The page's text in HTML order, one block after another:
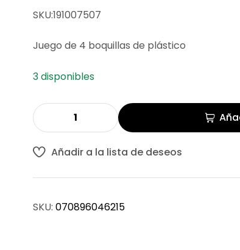
SKU:191007507
Juego de 4 boquillas de plástico
3 disponibles
Añadir a la lista de deseos
SKU: 070896046215